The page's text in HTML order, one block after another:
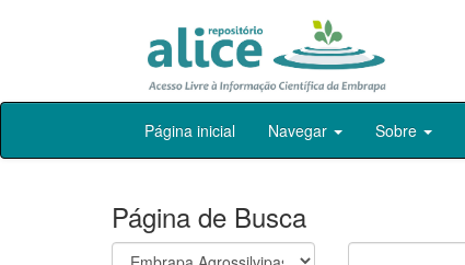
Skip
Página inicial Navegar Sobre
Página de Busca